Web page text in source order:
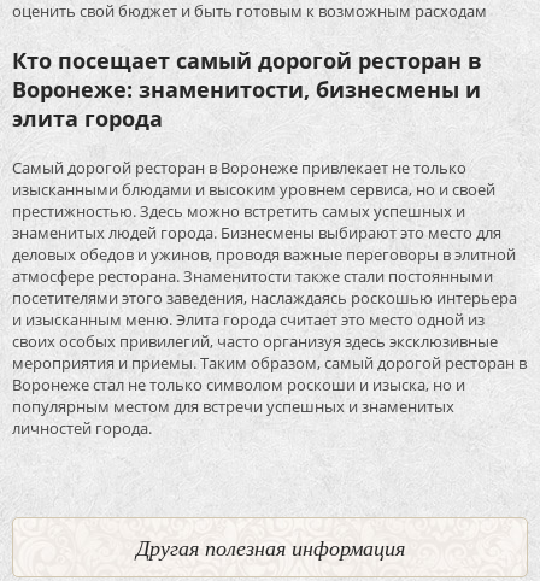
оценить свой бюджет и быть готовым к возможным расходам
Кто посещает самый дорогой ресторан в
Воронеже: знаменитости, бизнесмены и
элита города
Самый дорогой ресторан в Воронеже привлекает не только
изысканными блюдами и высоким уровнем сервиса, но и своей
престижностью. Здесь можно встретить самых успешных и
знаменитых людей города. Бизнесмены выбирают это место для
деловых обедов и ужинов, проводя важные переговоры в элитной
атмосфере ресторана. Знаменитости также стали постоянными
посетителями этого заведения, наслаждаясь роскошью интерьера
и изысканным меню. Элита города считает это место одной из
своих особых привилегий, часто организуя здесь эксклюзивные
мероприятия и приемы. Таким образом, самый дорогой ресторан в
Воронеже стал не только символом роскоши и изыска, но и
популярным местом для встречи успешных и знаменитых
личностей города.
Другая полезная информация